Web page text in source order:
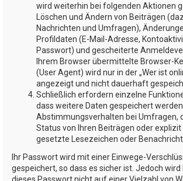
wird weiterhin bei folgenden Aktionen
Löschen und Ändern von Beiträgen
Nachrichten und Umfragen),
Profildaten (E-Mail-Adresse,
Passwort) und gescheiterte
Ihrem Browser übermittelte Browser-
(User Agent) wird nur in der „Wer ist
angezeigt und nicht dauerhaft
Schließlich erfordern einzelne
dass weitere Daten gespeichert
Abstimmungsverhalten bei Umfragen,
Status von Ihren Beiträgen oder explizit
gesetzte Lesezeichen oder
Ihr Passwort wird mit einer Einwege-
gespeichert, so dass es sicher ist. Jedoch